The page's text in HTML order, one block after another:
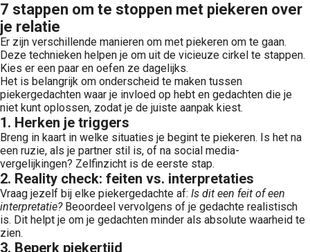
7 stappen om te stoppen met piekeren over
je relatie
Er zijn verschillende manieren om met piekeren om te gaan.
Deze technieken helpen je om uit de vicieuze cirkel te stappen.
Kies er een paar en oefen ze dagelijks.
Het is belangrijk om onderscheid te maken tussen
piekergedachten waar je invloed op hebt en gedachten die je
niet kunt oplossen, zodat je de juiste aanpak kiest.
1. Herken je triggers
Breng in kaart in welke situaties je begint te piekeren. Is het na
een ruzie, als je partner stil is, of na social media-
vergelijkingen? Zelfinzicht is de eerste stap.
2. Reality check: feiten vs. interpretaties
Vraag jezelf bij elke piekergedachte af: Is dit een feit of een
interpretatie?Beoordeel vervolgens of je gedachte realistisch
is. Dit helpt je om je gedachten minder als absolute waarheid te
zien.
3. Beperk piekertijd